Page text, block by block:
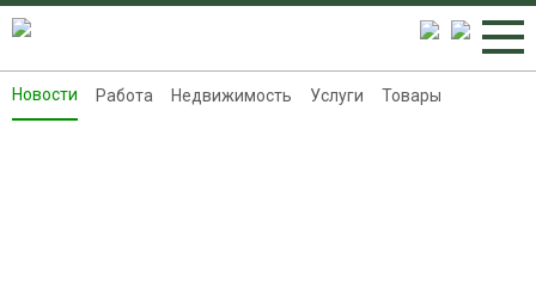
Новости
Новости Работа Недвижимость Услуги Товары